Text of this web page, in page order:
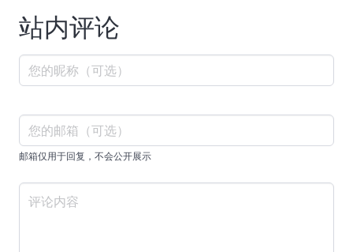
站内评论
邮箱仅用于回复，不会公开展示